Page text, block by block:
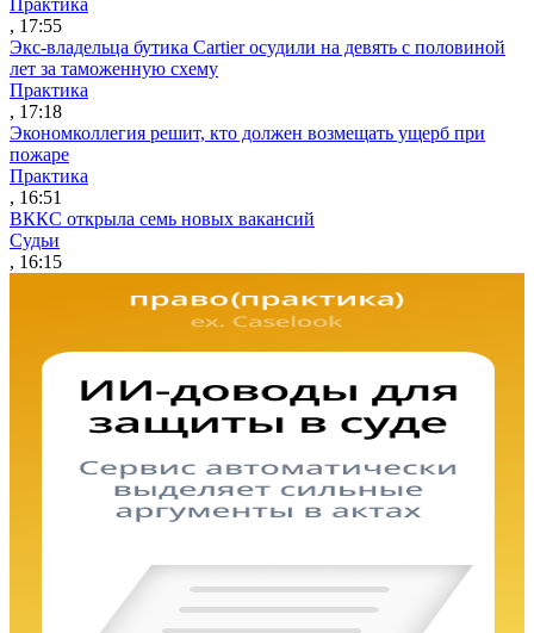
, 17:55
Экс-владельца бутика Cartier осудили на девять с половиной
лет за таможенную схему
Практика
, 17:18
Экономколлегия решит, кто должен возмещать ущерб при
пожаре
Практика
, 16:51
ВККС открыла семь новых вакансий
Судьи
, 16:15